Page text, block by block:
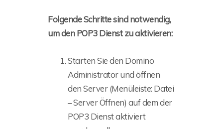
Folgende Schritte sind notwendig,
um den POP3 Dienst zu aktivieren:
Starten Sie den Domino
Administrator und öffnen
den Server (Menüleiste: Datei
– Server Öffnen) auf dem der
POP3 Dienst aktiviert